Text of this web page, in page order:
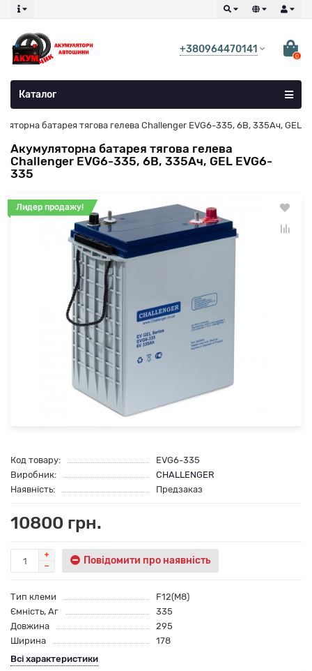
+380964470141
0
Каталог
батарея тягова гелева Challenger EVG6-335, 6В, 335Ач, GEL
Акумуляторна батарея тягова гелева
Challenger EVG6-335, 6В, 335Ач, GEL EVG6-
335
Лидер продажу!
Код товару:
EVG6-335
Виробник:
CHALLENGER
Наявність:
Предзаказ
10800 грн.
Повідомити про наявність
Тип клеми
F12(M8)
Ємність, Аг
335
Довжина
295
Ширина
178
Всі характеристики